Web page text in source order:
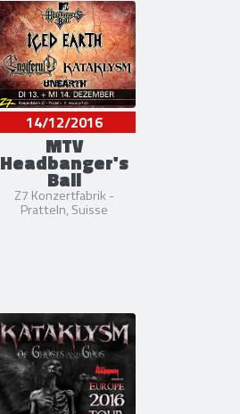
14/12/2016
MTV
Headbanger's
Ball
Z7 Konzertfabrik -
Pratteln, Suisse